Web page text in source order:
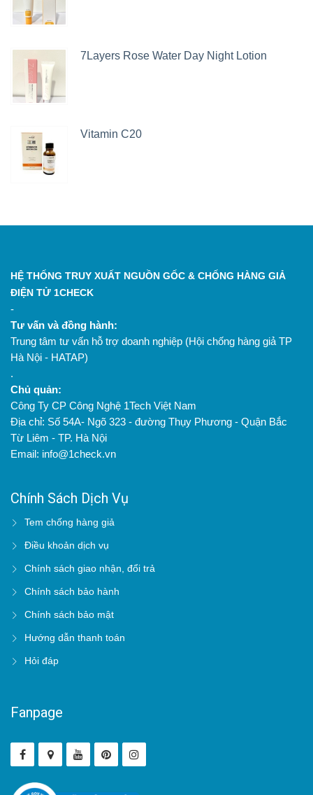
7Layers Rose Water Day Night Lotion
Vitamin C20
HỆ THỐNG TRUY XUẤT NGUỒN GỐC & CHỐNG HÀNG GIẢ
ĐIỆN TỬ 1CHECK
-
Tư vấn và đồng hành:
Trung tâm tư vấn hỗ trợ doanh nghiệp (Hội chống hàng giả TP
Hà Nội - HATAP)
.
Chủ quản:
Công Ty CP Công Nghệ 1Tech Việt Nam
Địa chỉ: Số 54A- Ngõ 323 - đường Thụy Phương - Quận Bắc
Từ Liêm - TP. Hà Nội
Email: info@1check.vn
Chính Sách Dịch Vụ
Tem chống hàng giả
Điều khoản dịch vụ
Chính sách giao nhận, đổi trả
Chính sách bảo hành
Chính sách bảo mật
Hướng dẫn thanh toán
Hỏi đáp
Fanpage